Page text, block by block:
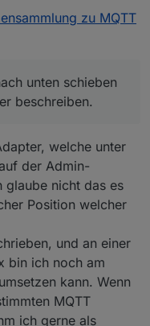
zu MQTT
unten schieben
beschreiben.
welche unter
der Admin-
glaube nicht das es
Position welcher
und an einer
bin ich noch am
kann. Wenn
MQTT
ich gerne als